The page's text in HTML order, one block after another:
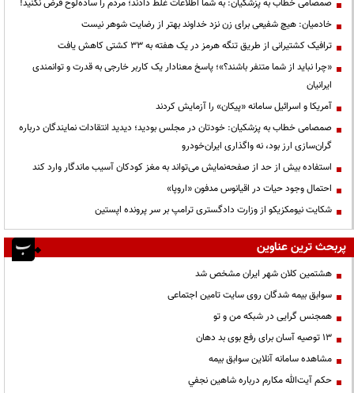
صمصامی خطاب به پزشکیان: به شما اطلاعات غلط دادند؛ مردم را ساده‌لوح فرض نکنید!
خادمیان: هیچ شفیعی برای زن نزد خداوند بهتر از رضایت شوهر نیست
ترافیک کشتیرانی از طریق تنگه هرمز در یک هفته به ۳۳ کشتی کاهش یافت
«چرا نباید از شما متنفر باشند؟»؛ پاسخ معنادار یک کاربر خارجی به قدرت و توانمندی
ایرانیان
آمریکا و اسرائیل سامانه «پیکان» را آزمایش کردند
صمصامی خطاب به پزشکیان: خودتان در مجلس بودید؛ دیدید انتقادات نمایندگان درباره
گران‌سازی ارز بود، نه واگذاری ایران‌خودرو
استفاده بیش از حد از صفحه‌نمایش می‌تواند به مغز کودکان آسیب ماندگار وارد کند
احتمال وجود حیات در اقیانوس مدفون «اروپا»
شکایت نیومکزیکو از وزارت دادگستری ترامپ بر سر پرونده اپستین
پربحث ترین عناوین
هشتمین کلان شهر ایران مشخص شد
سوابق بیمه شدگان روی سایت تامین اجتماعی
همجنس گرایی در شبکه من و تو
13 توصیه آسان برای رفع بوی بد دهان
مشاهده سامانه آنلاين سوابق بیمه
حكم آيت‌الله مكارم درباره شاهين نجفي